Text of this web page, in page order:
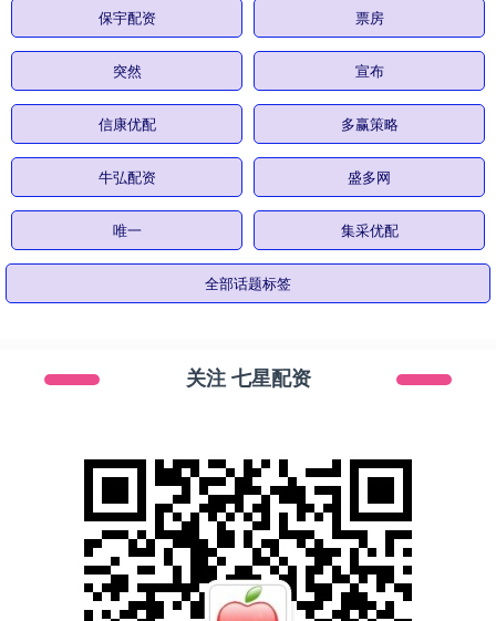
保宇配资 票房
突然 宣布
信康优配 多赢策略
牛弘配资 盛多网
唯一 集采优配
全部话题标签
关注 七星配资